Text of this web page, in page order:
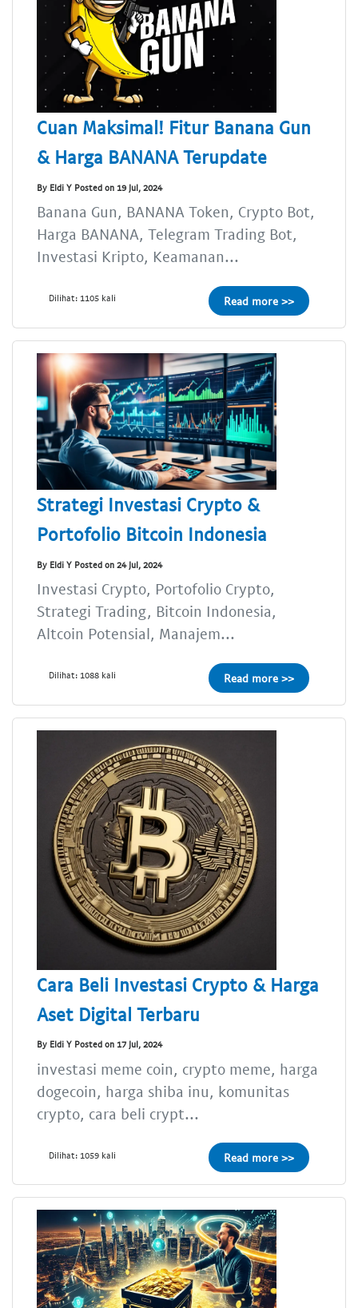
Cuan Maksimal! Fitur Banana Gun
& Harga BANANA Terupdate
By Eldi Y Posted on 19 Jul, 2024
Banana Gun, BANANA Token, Crypto Bot,
Harga BANANA, Telegram Trading Bot,
Investasi Kripto, Keamanan...
Dilihat: 1105 kali Read more >>
Strategi Investasi Crypto &
Portofolio Bitcoin Indonesia
By Eldi Y Posted on 24 Jul, 2024
Investasi Crypto, Portofolio Crypto,
Strategi Trading, Bitcoin Indonesia,
Altcoin Potensial, Manajem...
Dilihat: 1088 kali Read more >>
Cara Beli Investasi Crypto & Harga
Aset Digital Terbaru
By Eldi Y Posted on 17 Jul, 2024
investasi meme coin, crypto meme, harga
dogecoin, harga shiba inu, komunitas
crypto, cara beli crypt...
Dilihat: 1059 kali Read more >>